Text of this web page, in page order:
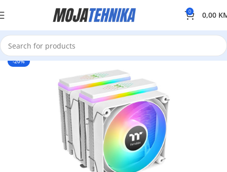
0 0,00
-20%